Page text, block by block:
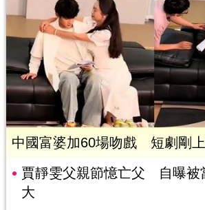
中國富婆加60場吻戲 短劇剛
賈靜雯父親節憶亡父 自曝被
大